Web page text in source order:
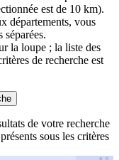
est de 10 km).
départements, vous
la loupe ; la liste des
de recherche est
de votre recherche
sous les critères